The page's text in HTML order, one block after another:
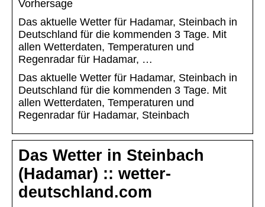
Vorhersage
Das aktuelle Wetter für Hadamar, Steinbach in
Deutschland für die kommenden 3 Tage. Mit
allen Wetterdaten, Temperaturen und
Regenradar für Hadamar, …
Das aktuelle Wetter für Hadamar, Steinbach in
Deutschland für die kommenden 3 Tage. Mit
allen Wetterdaten, Temperaturen und
Regenradar für Hadamar, Steinbach
Das Wetter in Steinbach
(Hadamar) :: wetter-
deutschland.com